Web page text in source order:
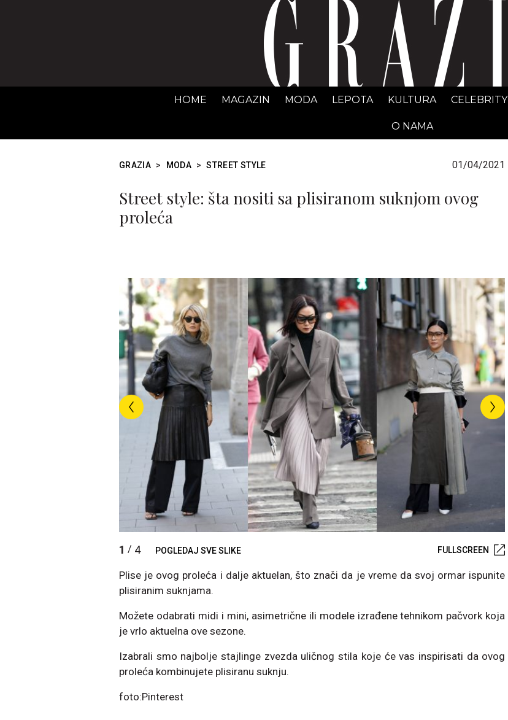
GRAZIA Srbija
HOME MAGAZIN MODA LEPOTA KULTURA CELEBRITY
O NAMA
GRAZIA > MODA > STREET STYLE 01/04/2021
Street style: šta nositi sa plisiranom suknjom ovog
proleća
1 / 4 POGLEDAJ SVE SLIKE FULLSCREEN
Plise je ovog proleća i dalje aktuelan, što znači da je vreme da svoj ormar ispunite
plisiranim suknjama.
Možete odabrati midi i mini, asimetrične ili modele izrađene tehnikom pačvork koja
je vrlo aktuelna ove sezone.
Izabrali smo najbolje stajlinge zvezda uličnog stila koje će vas inspirisati da ovog
proleća kombinujete plisiranu suknju.
foto:Pinterest